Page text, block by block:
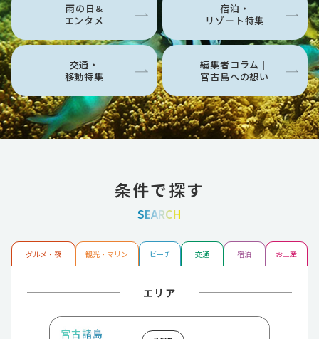
雨の日&
エンタメ
宿泊・
リゾート特集
交通・
移動特集
編集者コラム｜
宮古島への想い
条件で探す
SEARCH
グルメ・夜 観光・マリン ビーチ 交通 宿泊 お土産
エリア